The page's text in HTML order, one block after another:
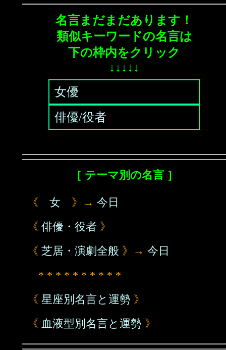
名言まだまだあります！
類似キーワードの名言は
下の枠内をクリック
↓↓↓↓↓
女優
俳優/役者
［ テーマ別の名言 ］
《 女 》→ 今日
《 俳優・役者 》
《 芝居・演劇全般 》→ 今日
* * * * * * * * * *
《 星座別名言と運勢 》
《 血液型別名言と運勢 》